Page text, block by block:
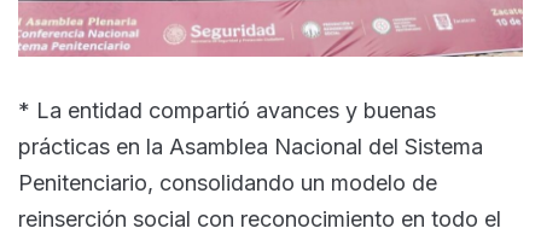
* La entidad compartió avances y buenas
prácticas en la Asamblea Nacional del Sistema
Penitenciario, consolidando un modelo de
reinserción social con reconocimiento en todo el